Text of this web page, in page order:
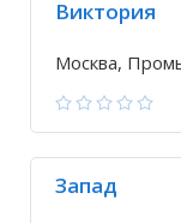
Виктория
Москва,
Запад